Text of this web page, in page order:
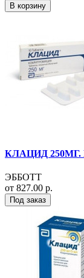
В корзину
КЛАЦИД
ЭББОТТ
от 827.00 р.
Под заказ